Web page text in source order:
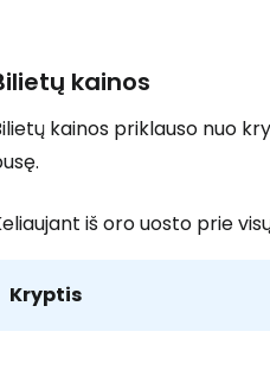
kainos
kainos priklauso nuo
iš oro uosto prie
Kryptis
...